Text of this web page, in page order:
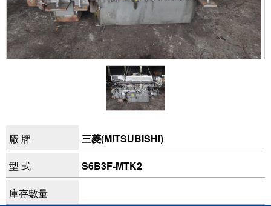
廠 牌
三菱(MITSUBISHI)
型 式
S6B3F-MTK2
庫存數量